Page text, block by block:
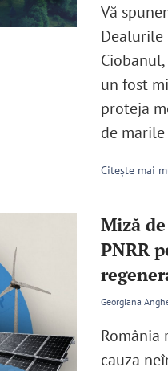
Vă
Dealurile
un fost
proteja
de
Citește mai
Miză
PNRR
Georgiana
România
cauza